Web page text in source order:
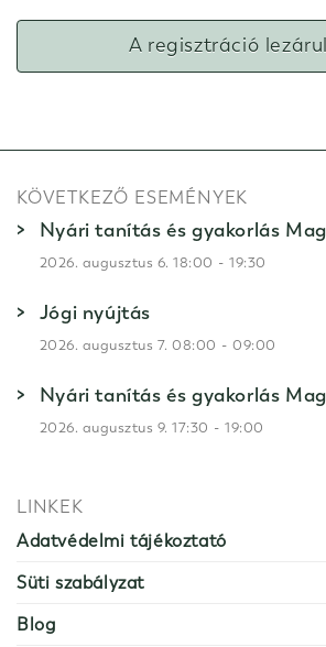
A regisztráció
KÖVETKEZŐ ESEMÉNYEK
Nyári tanítás és gyakorlás
2026. augusztus 6. 18:00 -19:30
Jógi nyújtás
2026. augusztus 7. 08:00 -09:00
Nyári tanítás és gyakorlás
2026. augusztus 9. 17:30 -19:00
LINKEK
Adatvédelmi tájékoztató
Süti szabályzat
Blog